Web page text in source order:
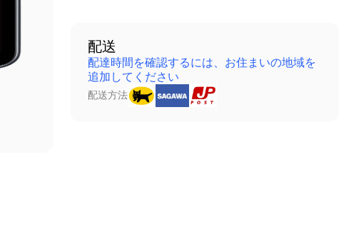
配送
配達時間を確認するには、お住まいの地域を
追加してください
配送方法